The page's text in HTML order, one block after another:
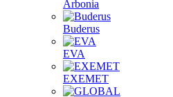
Arbonia
Buderus
EVA
EXEMET